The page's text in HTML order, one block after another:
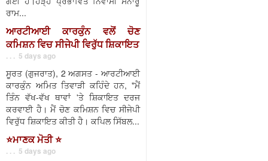
ਰਾਮ...
ਆਰਟੀਆਈ ਕਾਰਕੁੰਨ ਵਲੋਂ ਚੋਣ
ਕਮਿਸ਼ਨ ਵਿਚ ਸੀਜੇਪੀ ਵਿਰੁੱਧ ਸ਼ਿਕਾਇਤ
. . . 5 days ago
ਸੂਰਤ (ਗੁਜਰਾਤ), 2 ਅਗਸਤ - ਆਰਟੀਆਈ
ਕਾਰਕੁੰਨ ਅਮਿਤ ਤਿਵਾੜੀ ਕਹਿੰਦੇ ਹਨ, "ਮੈਂ
ਤਿੰਨ ਵੱਖ-ਵੱਖ ਥਾਵਾਂ 'ਤੇ ਸ਼ਿਕਾਇਤ ਦਰਜ
ਕਰਵਾਈ ਹੈ। ਮੈਂ ਚੋਣ ਕਮਿਸ਼ਨ ਵਿਚ ਸੀਜੇਪੀ
ਵਿਰੁੱਧ ਸ਼ਿਕਾਇਤ ਕੀਤੀ ਹੈ। ਕਪਿਲ ਸਿੱਬਲ...
⭐️ਮਾਣਕ ਮੋਤੀ ⭐️
. . . 5 days ago